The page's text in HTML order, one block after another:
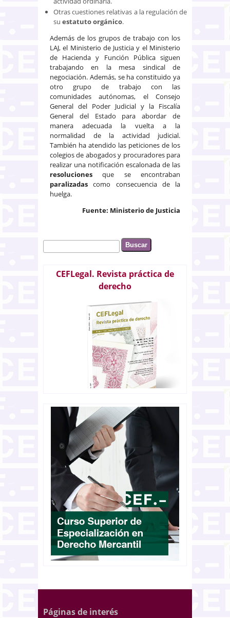
Otras cuestiones relativas a la regulación de
su estatuto orgánico.
Además de los grupos de trabajo con los
LAJ, el Ministerio de Justicia y el Ministerio
de Hacienda y Función Pública siguen
trabajando en la mesa sindical de
negociación. Además, se ha constituido ya
otro grupo de trabajo con las
comunidades autónomas, el Consejo
General del Poder Judicial y la Fiscalía
General del Estado para abordar de
manera adecuada la vuelta a la
normalidad de la actividad judicial.
También ha atendido las peticiones de los
colegios de abogados y procuradores para
realizar una notificación escalonada de las
resoluciones que se encontraban
paralizadas como consecuencia de la
huelga.
Fuente: Ministerio de Justicia
Formulario de búsqueda
Buscar
CEFLegal. Revista práctica de
derecho
Páginas de interés